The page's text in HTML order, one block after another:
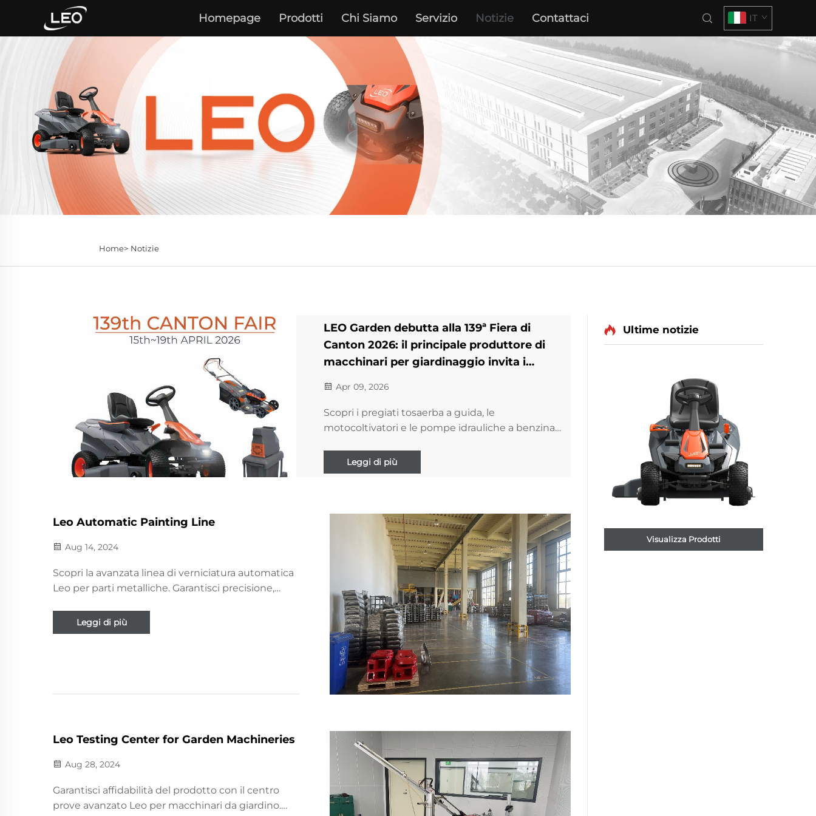
Homepage Prodotti Chi Siamo Servizio Notizie Contattaci IT
Home> Notizie
LEO Garden debutta alla 139ª Fiera di
Canton 2026: il principale produttore di
macchinari per giardinaggio invita i
Apr 09, 2026
Scopri i pregiati tosaerba a guida, le
motocoltivatori e le pompe idrauliche a benzina
41. Fiducia di partner globali: visitateci dal 15 al 19
aprile a Guangzhou.
Leggi di più
Leo Automatic Painting Line
Aug 14, 2024
Scopri la avanzata linea di verniciatura automatica
Leo per parti metalliche. Garantisci precisione,
per telai e manubri di tosaerba. Scopri di più.
Leggi di più
Leo Testing Center for Garden Machineries
Aug 28, 2024
Garantisci affidabilità del prodotto con il centro
prove avanzato Leo per macchinari da giardino.
Ultime notizie
Visualizza Prodotti